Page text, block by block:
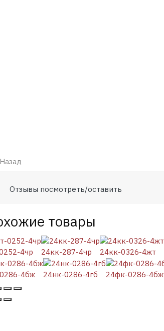
Отзывы посмотреть/оставить
товары
4чр 24кк-287-4чр 24кк-0326-4жт
4бж 24нк-0286-4гб 24фк-0286-4бж